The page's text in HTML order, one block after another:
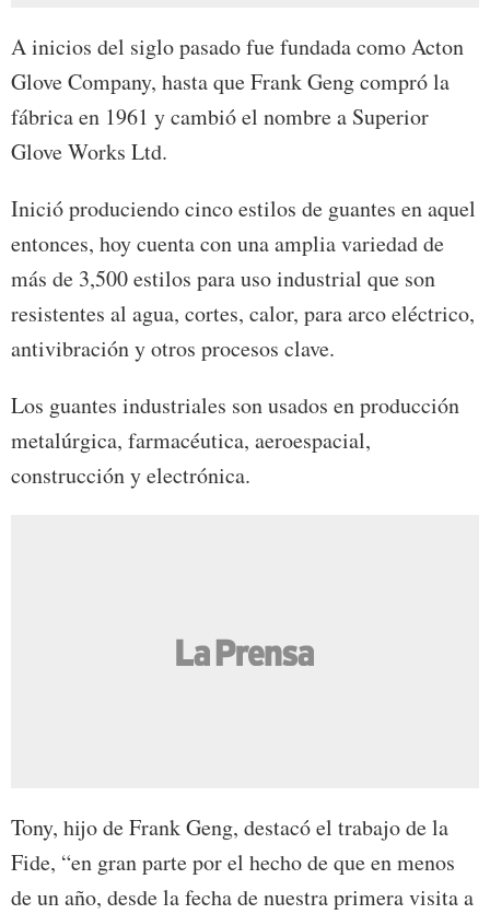
A inicios del siglo pasado fue fundada como Acton
Glove Company, hasta que Frank Geng compró la
fábrica en 1961 y cambió el nombre a Superior
Glove Works Ltd.
Inició produciendo cinco estilos de guantes en aquel
entonces, hoy cuenta con una amplia variedad de
más de 3,500 estilos para uso industrial que son
resistentes al agua, cortes, calor, para arco eléctrico,
antivibración y otros procesos clave.
Los guantes industriales son usados en producción
metalúrgica, farmacéutica, aeroespacial,
construcción y electrónica.
Tony, hijo de Frank Geng, destacó el trabajo de la
Fide, “en gran parte por el hecho de que en menos
de un año, desde la fecha de nuestra primera visita a